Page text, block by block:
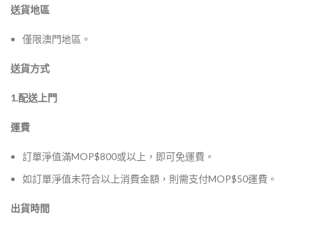
送貨地區
僅限澳門地區。
送貨方式
1.配送上門
運費
訂單淨值滿MOP$800或以上，即可免運費。
如訂單淨值未符合以上消費金額，則需支付MOP$50運費。
出貨時間